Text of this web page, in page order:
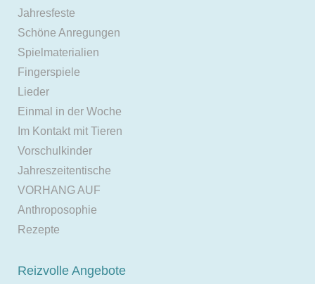
Jahresfeste
Schöne Anregungen
Spielmaterialien
Fingerspiele
Lieder
Einmal in der Woche
Im Kontakt mit Tieren
Vorschulkinder
Jahreszeitentische
VORHANG AUF
Anthroposophie
Rezepte
Reizvolle Angebote